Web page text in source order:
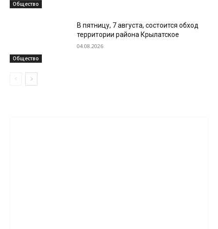
Общество
Общество
В пятницу, 7 августа, состоится обход
территории района Крылатское
04.08.2026